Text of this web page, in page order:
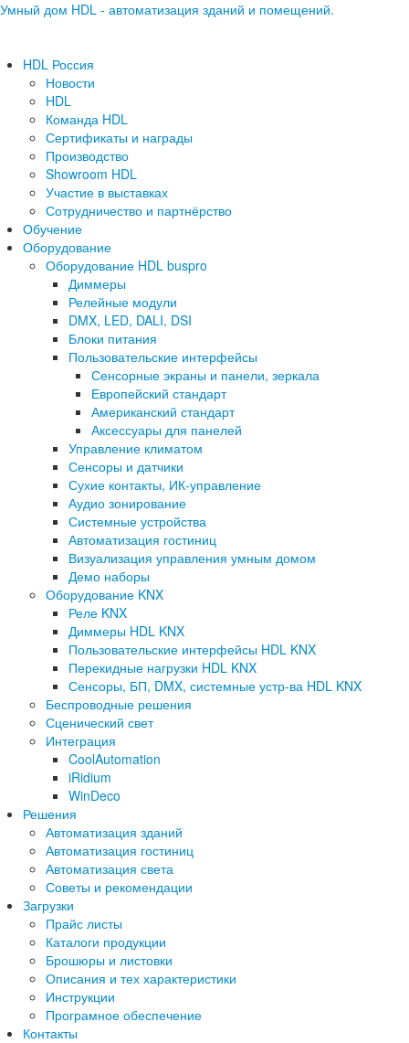
Умный дом HDL - автоматизация зданий и помещений.
HDL Россия
Новости
HDL
Команда HDL
Сертификаты и награды
Производство
Showroom HDL
Участие в выставках
Сотрудничество и партнёрство
Обучение
Оборудование
Оборудование HDL buspro
Диммеры
Релейные модули
DMX, LED, DALI, DSI
Блоки питания
Пользовательские интерфейсы
Сенсорные экраны и панели, зеркала
Европейский стандарт
Американский стандарт
Аксессуары для панелей
Управление климатом
Сенсоры и датчики
Сухие контакты, ИК-управление
Аудио зонирование
Системные устройства
Автоматизация гостиниц
Визуализация управления умным домом
Демо наборы
Оборудование KNX
Реле KNX
Диммеры HDL KNX
Пользовательские интерфейсы HDL KNX
Перекидные нагрузки HDL KNX
Сенсоры, БП, DMX, системные устр-ва HDL KNX
Беспроводные решения
Сценический свет
Интеграция
CoolAutomation
iRidium
WinDeco
Решения
Автоматизация зданий
Автоматизация гостиниц
Автоматизация света
Советы и рекомендации
Загрузки
Прайс листы
Каталоги продукции
Брошюры и листовки
Описания и тех характеристики
Инструкции
Програмное обеспечение
Контакты